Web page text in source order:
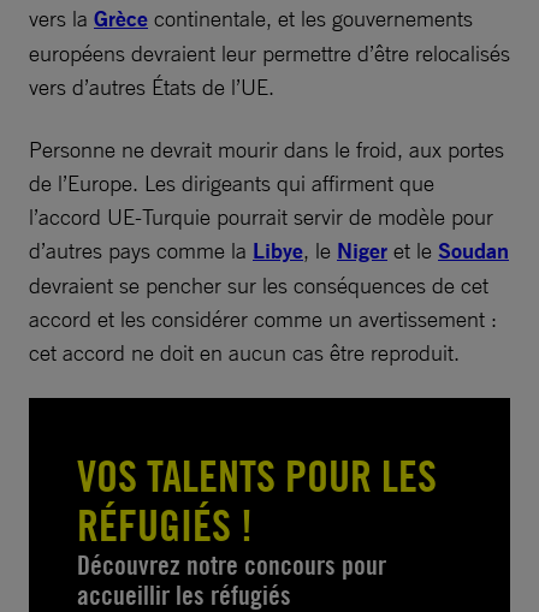
vers la Grèce continentale, et les gouvernements
européens devraient leur permettre d’être relocalisés
vers d’autres États de l’UE.
Personne ne devrait mourir dans le froid, aux portes
de l’Europe. Les dirigeants qui affirment que
l’accord UE-Turquie pourrait servir de modèle pour
d’autres pays comme la Libye, le Niger et le Soudan
devraient se pencher sur les conséquences de cet
accord et les considérer comme un avertissement :
cet accord ne doit en aucun cas être reproduit.
VOS TALENTS POUR LES
RÉFUGIÉS !
Découvrez notre concours pour
accueillir les réfugiés